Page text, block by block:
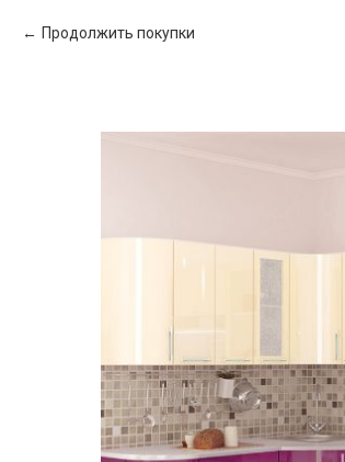
Продолжить покупки